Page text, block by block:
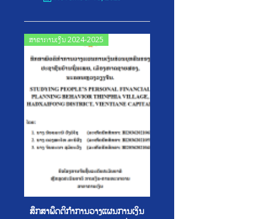
ສາຂາການເງິນ 2024-2025
ສຶກສາພຶດຕິກໍາການວາງແຜນການເງິນ
Posted
on